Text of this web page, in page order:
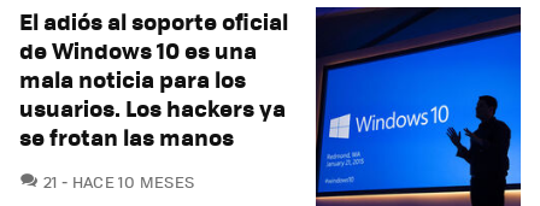
El adiós al soporte oficial
de Windows 10 es una
mala noticia para los
usuarios. Los hackers ya
se frotan las manos
21 COMENTARIOS
HACE 10 MESES